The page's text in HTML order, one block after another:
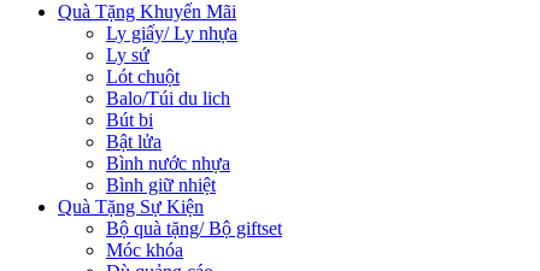
Quà Tặng Khuyến Mãi
Ly giấy/ Ly nhựa
Ly sứ
Lót chuột
Balo/Túi du lich
Bút bi
Bật lửa
Bình nước nhựa
Bình giữ nhiệt
Quà Tặng Sự Kiện
Bộ quà tặng/ Bộ giftset
Móc khóa